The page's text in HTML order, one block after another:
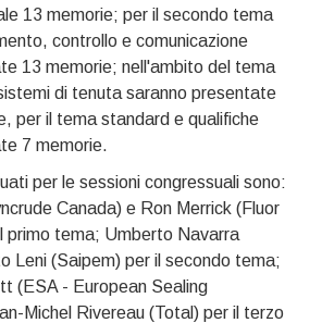
13 memorie; per il secondo tema
controllo e comunicazione
13 memorie; nell'ambito del tema
di tenuta saranno presentate
per il tema standard e qualifiche
7 memorie.
per le sessioni congressuali sono:
Canada) e Ron Merrick (Fluor
primo tema; Umberto Navarra
Leni (Saipem) per il secondo tema;
(ESA - European Sealing
Michel Rivereau (Total) per il terzo